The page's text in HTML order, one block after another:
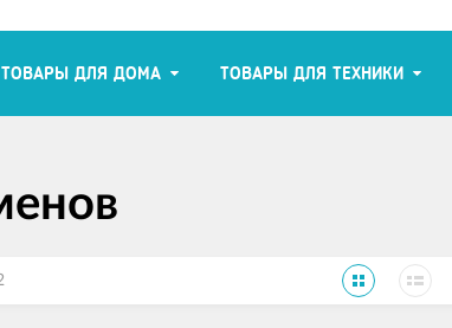
ТОВАРЫ ДЛЯ ДОМА ТОВАРЫ ДЛЯ ТЕХНИКИ